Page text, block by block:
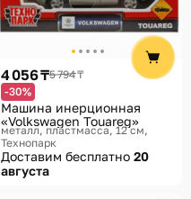
4 056 ₸5 794 ₸
-30%
Машина инерционная
«Volkswagen Touareg»
металл, пластмасса, 12 см
Технопарк
Доставим бесплатно 20
августа